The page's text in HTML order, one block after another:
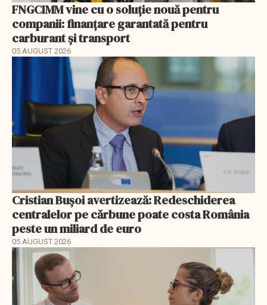
FNGCIMM vine cu o soluție nouă pentru
companii: finanțare garantată pentru
carburant și transport
05 AUGUST 2026
Cristian Bușoi avertizează: Redeschiderea
centralelor pe cărbune poate costa România
peste un miliard de euro
05 AUGUST 2026